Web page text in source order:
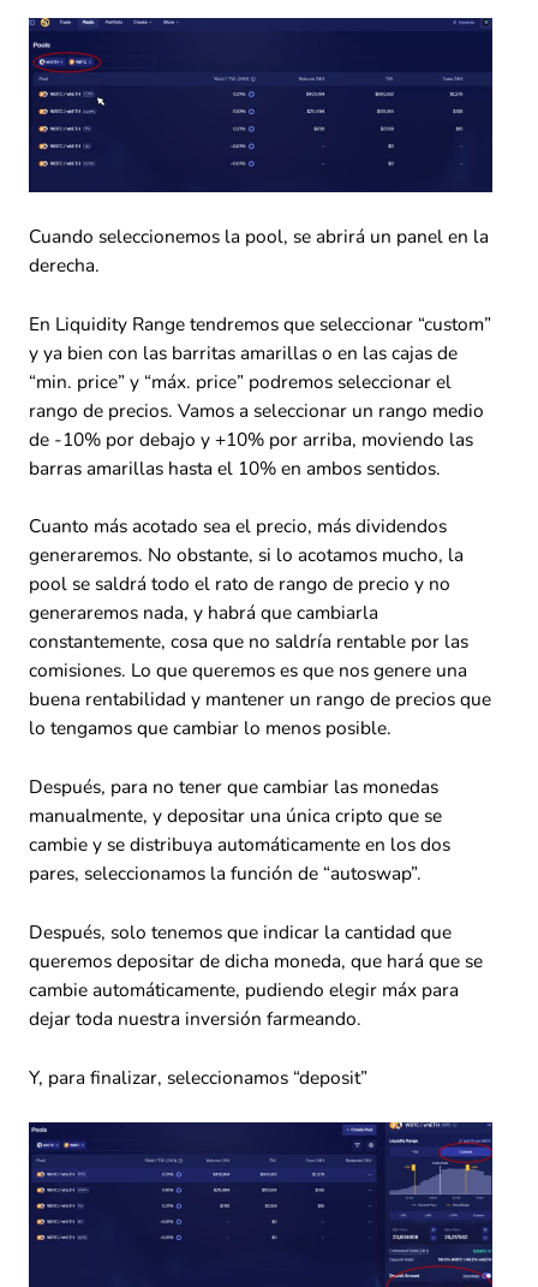
Cuando seleccionemos la pool, se abrirá un panel en la
derecha.
En Liquidity Range tendremos que seleccionar “custom”
y ya bien con las barritas amarillas o en las cajas de
“min. price” y “máx. price” podremos seleccionar el
rango de precios. Vamos a seleccionar un rango medio
de -10% por debajo y +10% por arriba, moviendo las
barras amarillas hasta el 10% en ambos sentidos.
Cuanto más acotado sea el precio, más dividendos
generaremos. No obstante, si lo acotamos mucho, la
pool se saldrá todo el rato de rango de precio y no
generaremos nada, y habrá que cambiarla
constantemente, cosa que no saldría rentable por las
comisiones. Lo que queremos es que nos genere una
buena rentabilidad y mantener un rango de precios que
lo tengamos que cambiar lo menos posible.
Después, para no tener que cambiar las monedas
manualmente, y depositar una única cripto que se
cambie y se distribuya automáticamente en los dos
pares, seleccionamos la función de “autoswap”.
Después, solo tenemos que indicar la cantidad que
queremos depositar de dicha moneda, que hará que se
cambie automáticamente, pudiendo elegir máx para
dejar toda nuestra inversión farmeando.
Y, para finalizar, seleccionamos “deposit”